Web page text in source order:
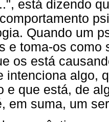
está dizendo
Quando um
e toma-os como
os está
intenciona algo,
e que está, de
em suma, um